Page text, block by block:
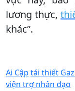
lương thực,
khác”.
Ai Cập tái thiết
viện trợ nhân đạo